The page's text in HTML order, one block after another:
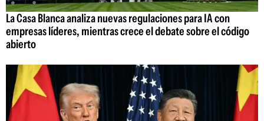
La Casa Blanca analiza nuevas regulaciones para IA con
empresas líderes, mientras crece el debate sobre el código
abierto